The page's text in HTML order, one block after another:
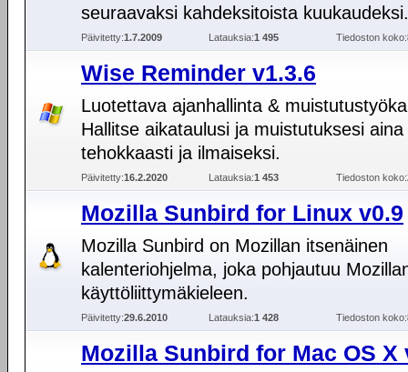
seuraavaksi kahdeksitoista kuukaudeksi.
Päivitetty:1.7.2009 Latauksia:1 495 Tiedoston koko:
Wise Reminder v1.3.6
Luotettava ajanhallinta &
Hallitse aikataulusi ja muistutuksesi aina
tehokkaasti ja ilmaiseksi.
Päivitetty:16.2.2020 Latauksia:1 453 Tiedoston koko:
Mozilla Sunbird for Linux v0.9
Mozilla Sunbird on Mozillan itsenäinen
kalenteriohjelma, joka pohjautuu
käyttöliittymäkieleen.
Päivitetty:29.6.2010 Latauksia:1 428 Tiedoston koko:
Mozilla Sunbird for Mac OS X